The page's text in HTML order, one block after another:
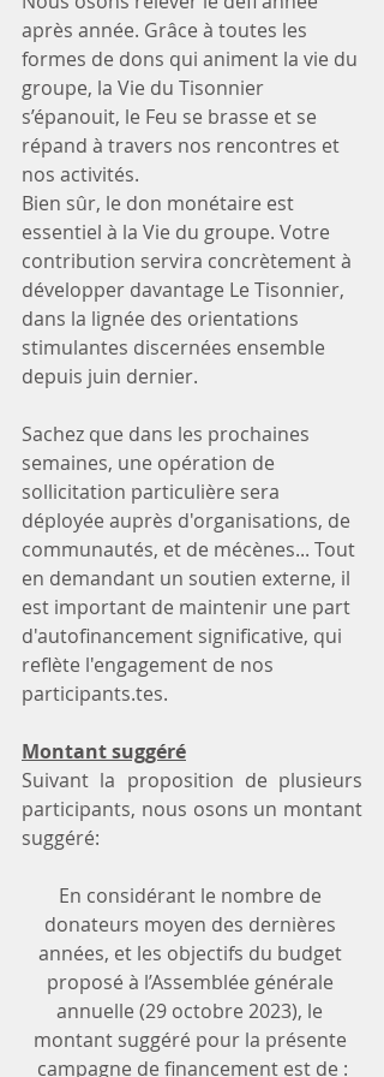
après année. Grâce à toutes les
formes de dons qui animent la vie du
groupe, la Vie du Tisonnier
s’épanouit, le Feu se brasse et se
répand à travers nos rencontres et
nos activités.
Bien sûr, le don monétaire est
essentiel à la Vie du groupe. Votre
contribution servira concrètement à
développer davantage Le Tisonnier,
dans la lignée des orientations
stimulantes discernées ensemble
depuis juin dernier.
Sachez que dans les prochaines
semaines, une opération de
sollicitation particulière sera
déployée auprès d'organisations, de
communautés, et de mécènes... Tout
en demandant un soutien externe, il
est important de maintenir une part
d'autofinancement significative, qui
reflète l'engagement de nos
participants.tes.
Montant suggéré
Suivant la proposition de plusieurs
participants, nous osons un montant
suggéré:
En considérant le nombre de
donateurs moyen des dernières
années, et les objectifs du budget
proposé à l’Assemblée générale
annuelle (29 octobre 2023), le
montant suggéré pour la présente
campagne de financement est de :